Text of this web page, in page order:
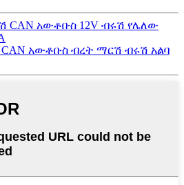
CAN አውቶቡስ 12V ብሩሽ የሌለው
CAN አውቶቡስ ብረት ማርሽ ብሩሽ አልባ